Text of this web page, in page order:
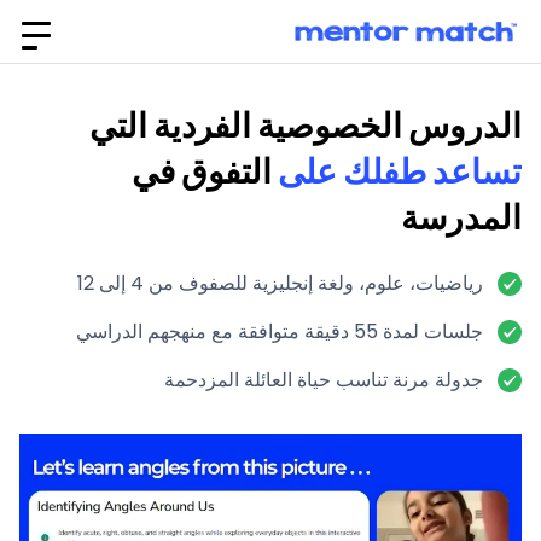
الدروس الخصوصية الفردية التي
تساعد طفلك علىالتفوق في
المدرسة
رياضيات، علوم، ولغة إنجليزية للصفوف من 4 إلى 12
جلسات لمدة 55 دقيقة متوافقة مع منهجهم الدراسي
جدولة مرنة تناسب حياة العائلة المزدحمة